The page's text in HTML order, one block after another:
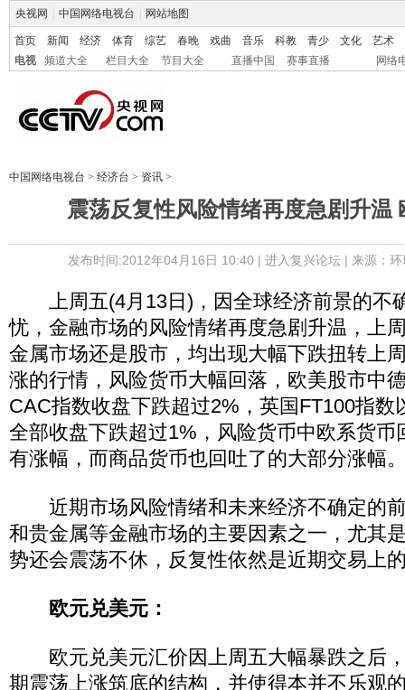
央视网 中国网络电视台 网站地图
首页 新闻 经济 体育 综艺 春晚 戏曲 音乐 科教 青少 文化
艺术
电视
频道大全 栏目大全 节目大全 直播中国 赛事直播 网络
中国网络电视台 > 经济台 > 资讯 >
震荡反复性风险情绪再度急剧升温
发布时间:2012年04月16日 10:40 | 进入复兴论坛| 来源：
上周五(4月13日)，因全球经济前景的不
忧，金融市场的风险情绪再度急剧升温，上
金属市场还是股市，均出现大幅下跌扭转上
涨的行情，风险货币大幅回落，欧美股市中
CAC指数收盘下跌超过2%，英国FT100指数
全部收盘下跌超过1%，风险货币中欧系货币
有涨幅，而商品货币也回吐了的大部分涨幅
近期市场风险情绪和未来经济不确定的
和贵金属等金融市场的主要因素之一，尤其
势还会震荡不休，反复性依然是近期交易上
欧元兑美元：
欧元兑美元汇价因上周五大幅暴跌之后
期震荡上涨筑底的结构，并使得本并不乐观